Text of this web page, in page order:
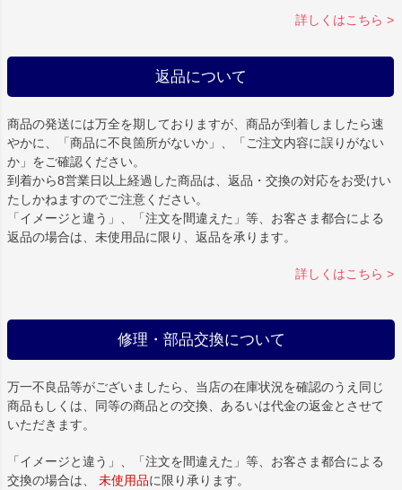
詳しくはこちら >
返品について
商品の発送には万全を期しておりますが、商品が到着しましたら速
やかに、「商品に不良箇所がないか」、「ご注文内容に誤りがない
か」をご確認ください。
到着から8営業日以上経過した商品は、返品・交換の対応をお受けい
たしかねますのでご注意ください。
「イメージと違う」、「注文を間違えた」等、お客さま都合による
返品の場合は、未使用品に限り、返品を承ります。
詳しくはこちら >
修理・部品交換について
万一不良品等がございましたら、当店の在庫状況を確認のうえ同じ
商品もしくは、同等の商品との交換、あるいは代金の返金とさせて
いただきます。
「イメージと違う」、「注文を間違えた」等、お客さま都合による
交換の場合は、 未使用品に限り承ります。